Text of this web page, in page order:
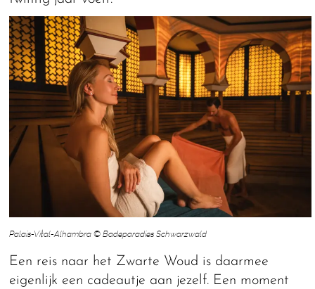
Palais-Vital-Alhambra © Badeparadies Schwarzwald
Een reis naar het Zwarte Woud is daarmee
eigenlijk een cadeautje aan jezelf. Een moment